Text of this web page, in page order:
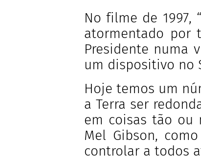
No filme de 1997,
atormentado por
Presidente numa
um dispositivo no
Hoje temos um
a Terra ser
em coisas tão ou
Mel Gibson,
controlar a todos